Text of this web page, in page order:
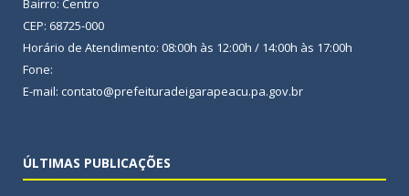
Bairro: Centro
CEP: 68725-000
Horário de Atendimento: 08:00h às 12:00h / 14:00h às 17:00h
Fone:
E-mail: contato@prefeituradeigarapeacu.pa.gov.br
ÚLTIMAS PUBLICAÇÕES